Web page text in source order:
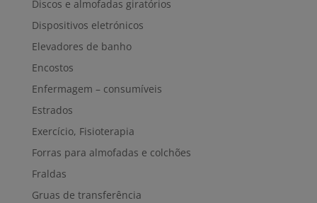
Discos e almofadas giratórios
Dispositivos eletrónicos
Elevadores de banho
Encostos
Enfermagem – consumíveis
Estrados
Exercício, Fisioterapia
Forras para almofadas e colchões
Fraldas
Gruas de transferência